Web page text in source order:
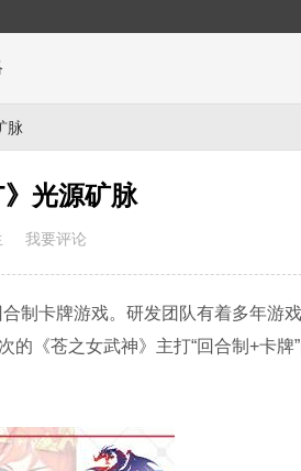
脉
光源矿脉
我要评论
制卡牌游戏。研发团队有着多年游
《苍之女武神》主打“回合制+卡牌